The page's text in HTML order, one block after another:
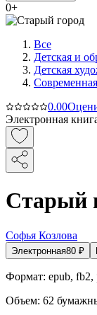
0+
Все
Детская и
Детская
Современная
0.00
Электронная
Старый
Софья Козлова
Электронная80 ₽
Формат: epub, fb2,
Объем: 62